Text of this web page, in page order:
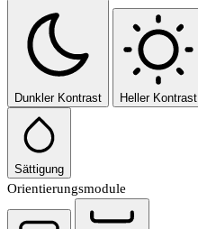
Dunkler Kontrast Heller Kontrast
Sättigung
Orientierungsmodule